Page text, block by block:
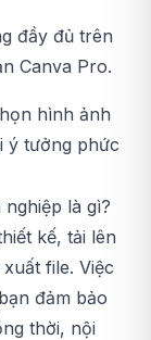
đầy đủ trên
Canva Pro.
hình ảnh
ý tưởng phức
là gì?
kế, tải lên
file. Việc
đảm bảo
thời, nội